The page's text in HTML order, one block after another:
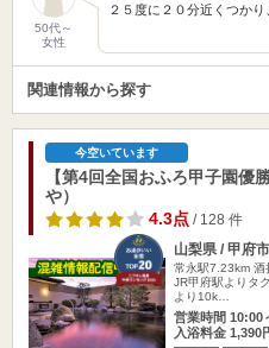
50代～
女性
２５度に２０分近くつか
関連情報から探す
今空いています
【第4回全国おふろ甲子園優
や）
4.3点/ 128 件
山梨県 / 甲府市
常永駅7.23km 酒
JR甲府駅よりタ
より10k…
営業時間 10:00
入浴料金 1,390